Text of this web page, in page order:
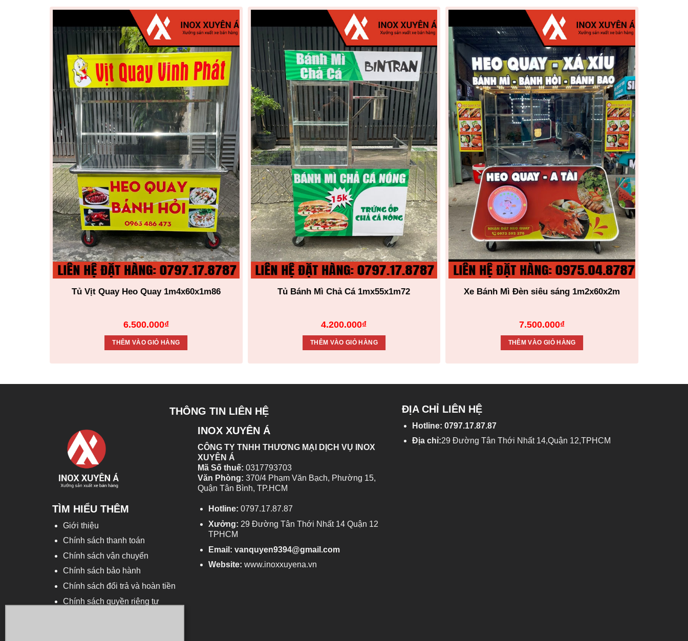
Tủ Vịt Quay Heo Quay 1m4x60x1m86
6.500.000₫
THÊM VÀO GIỎ HÀNG
Tủ Bánh Mì Chả Cá 1mx55x1m72
4.200.000₫
THÊM VÀO GIỎ HÀNG
Xe Bánh Mì Đèn siêu sáng 1m2x60x2m
7.500.000₫
THÊM VÀO GIỎ HÀNG
THÔNG TIN LIÊN HỆ
TÌM HIỂU THÊM
Giới thiệu
Chính sách thanh toán
Chính sách vận chuyển
Chính sách bảo hành
Chính sách đổi trả và hoàn tiền
Chính sách quyền riêng tư
INOX XUYÊN Á
CÔNG TY TNHH THƯƠNG MẠI DỊCH VỤ INOX
XUYÊN Á
Mã Số thuế: 0317793703
Văn Phòng: 370/4 Phạm Văn Bạch, Phường 15,
Quận Tân Bình, TP.HCM
Hotline: 0797.17.87.87
Xưởng: 29 Đường Tân Thới Nhất 14 Quận 12
TPHCM
Email: vanquyen9394@gmail.com
Website: www.inoxxuyena.vn
ĐỊA CHỈ LIÊN HỆ
Hotline: 0797.17.87.87
Địa chỉ:29 Đường Tân Thới Nhất 14,Quận 12,TPHCM